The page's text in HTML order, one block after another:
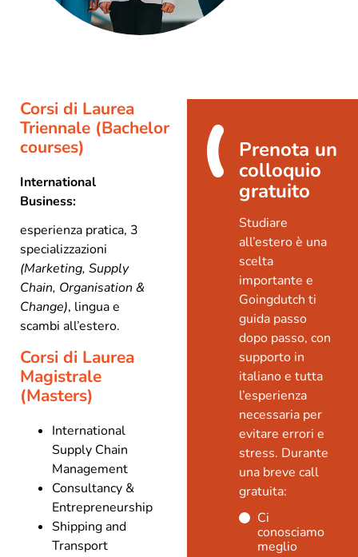
Corsi di Laurea
Triennale (Bachelor
courses)
International
Business:
esperienza pratica, 3
specializzazioni
(Marketing, Supply
Chain, Organisation &
Change), lingua e
scambi all’estero.
Corsi di Laurea
Magistrale
(Masters)
International
Supply Chain
Management
Consultancy &
Entrepreneurship
Shipping and
Transport
Prenota un
colloquio
gratuito
Studiare
all’estero è una
scelta
importante e
Goingdutch ti
guida passo
dopo passo, con
supporto in
italiano e tutta
l’esperienza
necessaria per
evitare errori e
stress. Durante
una breve call
gratuita:
Ci
conosciamo
meglio